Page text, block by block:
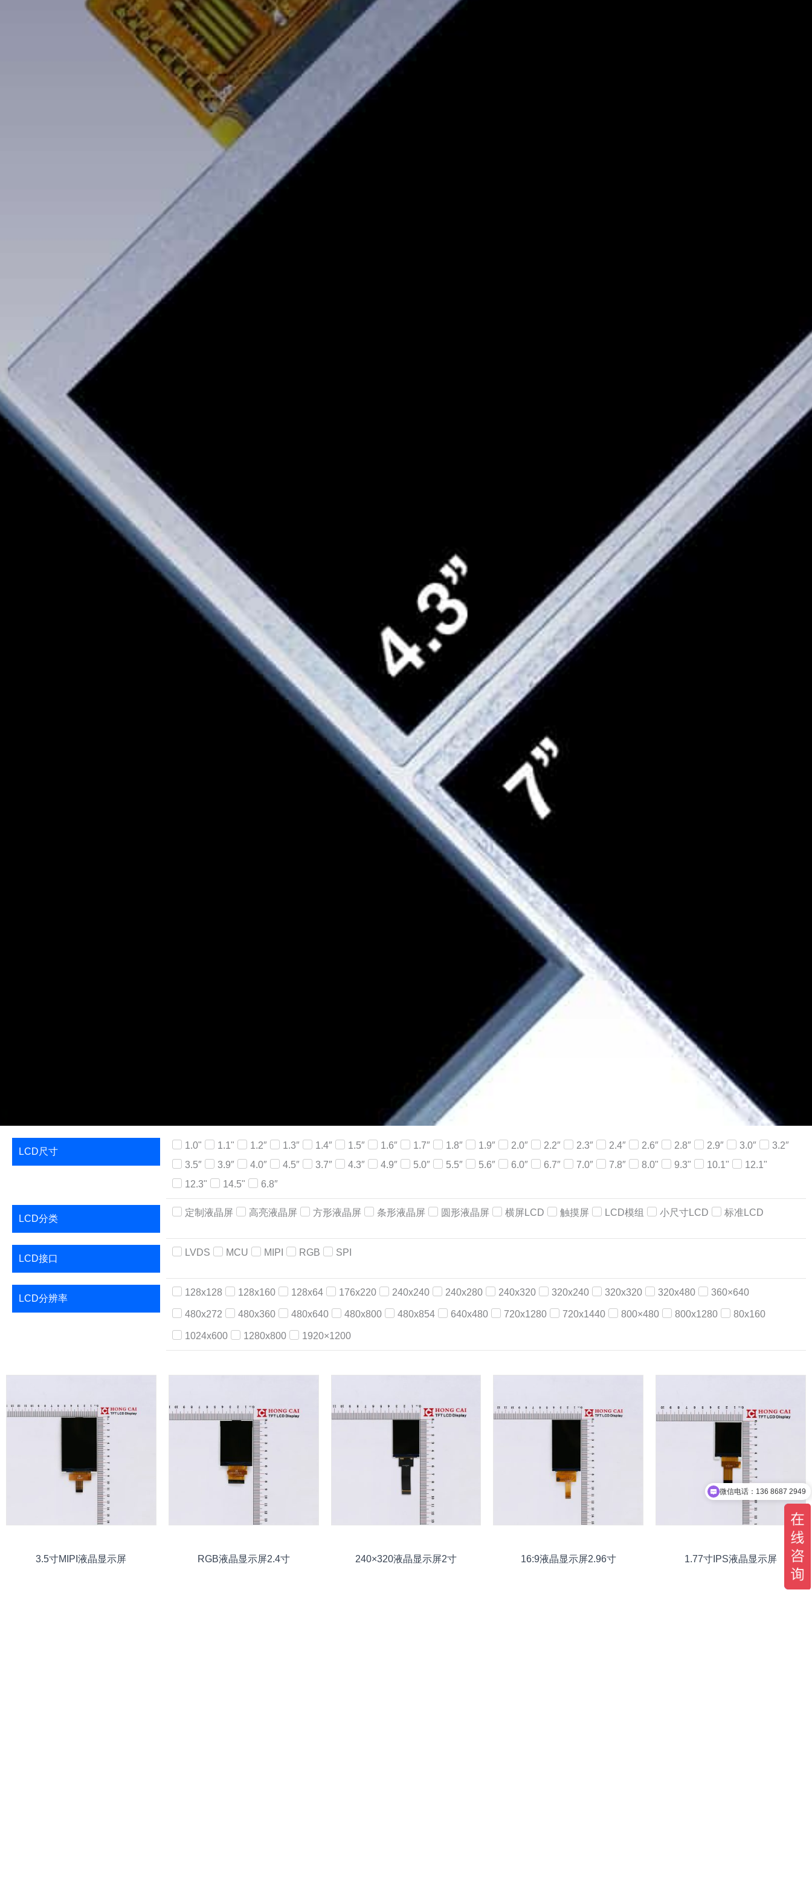
LCD尺寸
1.0" 1.1" 1.2″ 1.3″ 1.4″ 1.5″ 1.6″ 1.7″ 1.8″ 1.9″ 2.0″ 2.2″ 2.3″ 2.4″ 2.6″ 2.8″ 2.9″ 3.0″
3.2″
3.5″
3.9″ 4.0″ 4.5″ 3.7″ 4.3″ 4.9″ 5.0″ 5.5″ 5.6″ 6.0″ 6.7″ 7.0″ 7.8″ 8.0" 9.3" 10.1"
12.1"
12.3"
14.5" 6.8″
LCD分类
定制液晶屏 高亮液晶屏 方形液晶屏 条形液晶屏 圆形液晶屏 横屏LCD 触摸屏 LCD模组 小尺寸LCD 标准LCD
LCD接口
LVDS MCU MIPI RGB SPI
LCD分辨率
128x128 128x160 128x64 176x220 240x240 240x280 240x320 320x240 320x320 320x480 360×640
480x272 480x360 480x640 480x800 480x854 640x480 720x1280 720x1440 800×480 800x1280 80x160
1024x600 1280x800 1920×1200
3.5寸MIPI液晶显示屏 RGB液晶显示屏2.4寸 240×320液晶显示屏2寸 16:9液晶显示屏2.96寸 1.77寸IPS液晶显示屏
微信电话：136 8687 2949
技术支持